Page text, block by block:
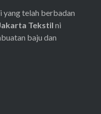
yang telah berbadan
Tekstilni
baju dan